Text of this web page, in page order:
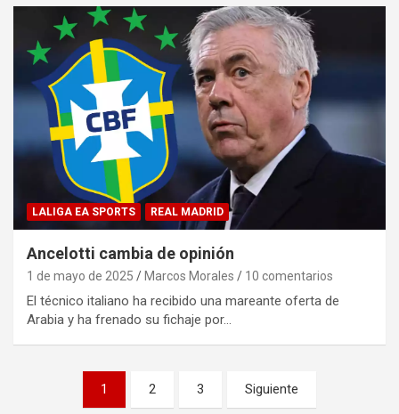
LALIGA EA SPORTS REAL MADRID
Ancelotti cambia de opinión
1 de mayo de 2025 Marcos Morales 10 comentarios
El técnico italiano ha recibido una mareante oferta de
Arabia y ha frenado su fichaje por…
Paginación
1 2 3 Siguiente